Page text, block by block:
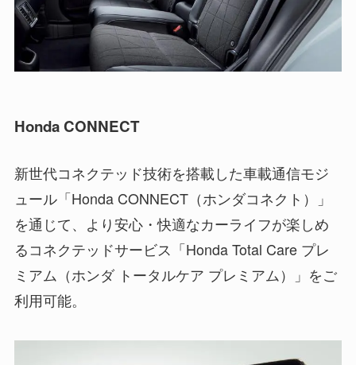
Honda CONNECT
新世代コネクテッド技術を搭載した車載通信モジ
ュール「Honda CONNECT（ホンダコネクト）」
を通じて、より安心・快適なカーライフが楽しめ
るコネクテッドサービス「Honda Total Care プレ
ミアム（ホンダ トータルケア プレミアム）」をご
利用可能。